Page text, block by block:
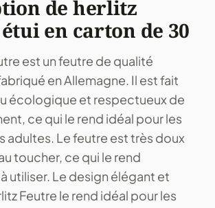
de herlitz
en carton de 30
est un feutre de qualité
en Allemagne. Il est fait
écologique et respectueux de
ce qui le rend idéal pour les
adultes. Le feutre est très doux
toucher, ce qui le rend
utiliser. Le design élégant et
Feutre le rend idéal pour les